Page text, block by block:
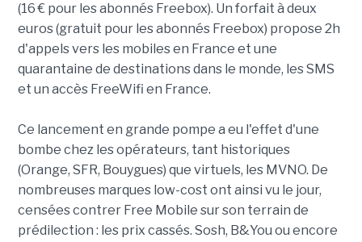
(16 € pour les abonnés Freebox). Un forfait à deux
euros (gratuit pour les abonnés Freebox) propose 2h
d'appels vers les mobiles en France et une
quarantaine de destinations dans le monde, les SMS
et un accès FreeWifi en France.
Ce lancement en grande pompe a eu l'effet d'une
bombe chez les opérateurs, tant historiques
(Orange, SFR, Bouygues) que virtuels, les MVNO. De
nombreuses marques low-cost ont ainsi vu le jour,
censées contrer Free Mobile sur son terrain de
prédilection : les prix cassés. Sosh, B&You ou encore